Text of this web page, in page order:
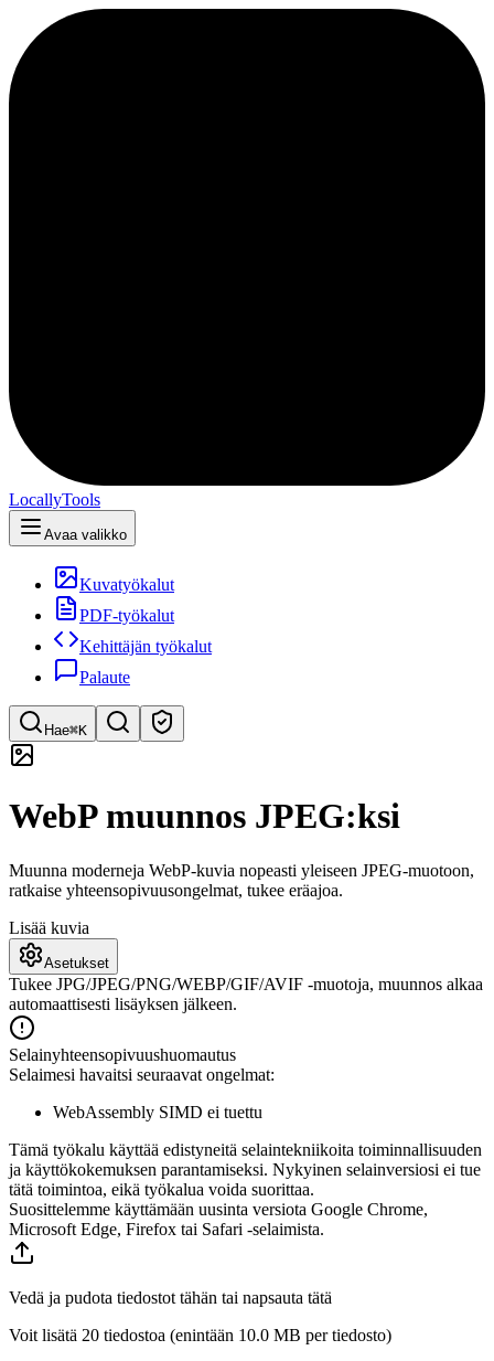
LocallyTools
Avaa valikko
Kuvatyökalut
PDF-työkalut
Kehittäjän työkalut
Palaute
Hae⌘K
Pikahaku työkaluihin
WebP muunnos JPEG:ksi
Muunna moderneja WebP-kuvia nopeasti yleiseen JPEG-muotoon,
ratkaise yhteensopivuusongelmat, tukee eräajoa.
Lisää kuvia
Asetukset
Tukee JPG/JPEG/PNG/WEBP/GIF/AVIF -muotoja, muunnos alkaa
automaattisesti lisäyksen jälkeen.
Selainyhteensopivuushuomautus
Selaimesi havaitsi seuraavat ongelmat:
WebAssembly SIMD ei tuettu
Tämä työkalu käyttää edistyneitä selaintekniikoita toiminnallisuuden
ja käyttökokemuksen parantamiseksi. Nykyinen selainversiosi ei tue
tätä toimintoa, eikä työkalua voida suorittaa.
Suosittelemme käyttämään uusinta versiota Google Chrome,
Microsoft Edge, Firefox tai Safari -selaimista.
Vedä ja pudota tiedostot tähän tai napsauta tätä
Voit lisätä 20 tiedostoa (enintään 10.0 MB per tiedosto)